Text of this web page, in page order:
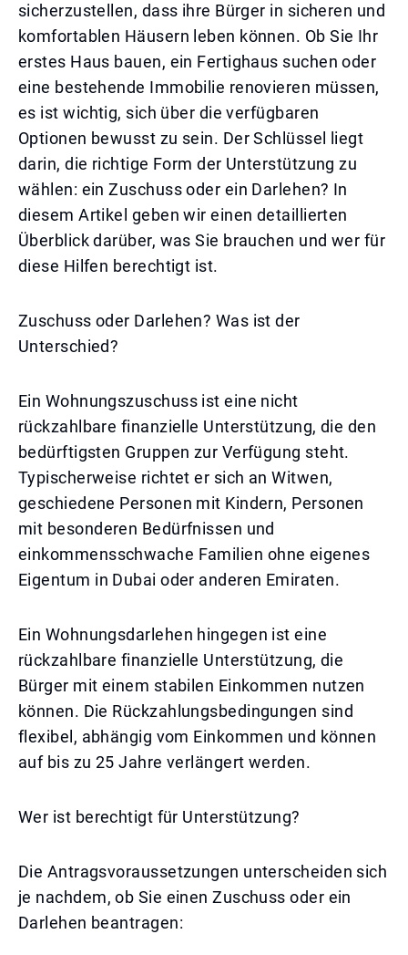
sicherzustellen, dass ihre Bürger in sicheren und
komfortablen Häusern leben können. Ob Sie Ihr
erstes Haus bauen, ein Fertighaus suchen oder
eine bestehende Immobilie renovieren müssen,
es ist wichtig, sich über die verfügbaren
Optionen bewusst zu sein. Der Schlüssel liegt
darin, die richtige Form der Unterstützung zu
wählen: ein Zuschuss oder ein Darlehen? In
diesem Artikel geben wir einen detaillierten
Überblick darüber, was Sie brauchen und wer für
diese Hilfen berechtigt ist.
Zuschuss oder Darlehen? Was ist der
Unterschied?
Ein Wohnungszuschuss ist eine nicht
rückzahlbare finanzielle Unterstützung, die den
bedürftigsten Gruppen zur Verfügung steht.
Typischerweise richtet er sich an Witwen,
geschiedene Personen mit Kindern, Personen
mit besonderen Bedürfnissen und
einkommensschwache Familien ohne eigenes
Eigentum in Dubai oder anderen Emiraten.
Ein Wohnungsdarlehen hingegen ist eine
rückzahlbare finanzielle Unterstützung, die
Bürger mit einem stabilen Einkommen nutzen
können. Die Rückzahlungsbedingungen sind
flexibel, abhängig vom Einkommen und können
auf bis zu 25 Jahre verlängert werden.
Wer ist berechtigt für Unterstützung?
Die Antragsvoraussetzungen unterscheiden sich
je nachdem, ob Sie einen Zuschuss oder ein
Darlehen beantragen: